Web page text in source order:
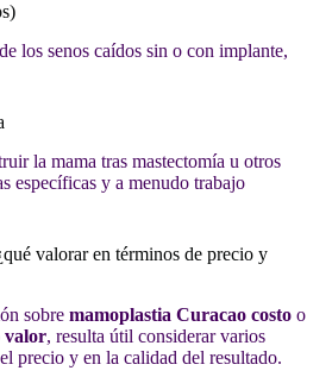
los senos caídos sin o con implante,
la mama tras mastectomía u otros
específicas y a menudo trabajo
valorar en términos de precio y
sobre mamoplastia Curacao costo o
valor, resulta útil considerar varios
precio y en la calidad del resultado.